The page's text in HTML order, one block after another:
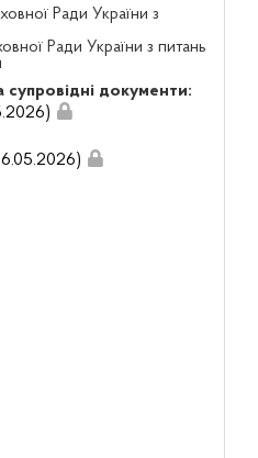
Ради України з
Ради України з питань
супровідні документи: